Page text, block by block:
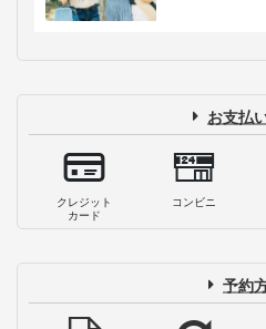
お支払
クレジット
カード
コンビニ
予約